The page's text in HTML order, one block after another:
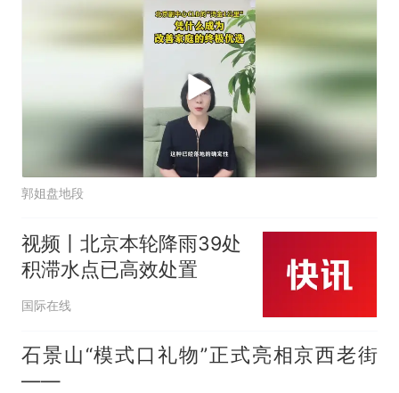
郭姐盘地段
视频丨北京本轮降雨39处
积滞水点已高效处置
国际在线
石景山“模式口礼物”正式亮相京西老街
——